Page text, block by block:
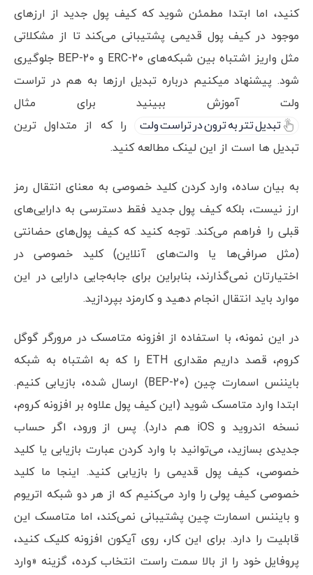
کنید، اما ابتدا مطمئن شوید که کیف پول جدید از ارزهای
موجود در کیف پول قدیمی پشتیبانی می‌کند تا از مشکلاتی
مثل واریز اشتباه بین شبکه‌های ERC-20 و BEP-20 جلوگیری
شود. پیشنهاد میکنیم درباره تبدیل ارزها به هم در تراست
ولت آموزش ببینید برای مثال
تبدیل تتر به ترون در تراست ولت
را که از متداول ترین
تبدیل ها است از این لینک مطالعه کنید.
به بیان ساده، وارد کردن کلید خصوصی به معنای انتقال رمز
ارز نیست، بلکه کیف پول جدید فقط دسترسی به دارایی‌های
قبلی را فراهم می‌کند. توجه کنید که کیف پول‌های حضانتی
(مثل صرافی‌ها یا والت‌های آنلاین) کلید خصوصی در
اختیارتان نمی‌گذارند، بنابراین برای جابه‌جایی دارایی در این
موارد باید انتقال انجام دهید و کارمزد بپردازید.
در این نمونه، با استفاده از افزونه متامسک در مرورگر گوگل
کروم، قصد داریم مقداری ETH را که به اشتباه به شبکه
بایننس اسمارت چین (BEP-20) ارسال شده، بازیابی کنیم.
ابتدا وارد متامسک شوید (این کیف پول علاوه بر افزونه کروم،
نسخه اندروید و iOS هم دارد). پس از ورود، اگر حساب
جدیدی بسازید، می‌توانید با وارد کردن عبارت بازیابی یا کلید
خصوصی، کیف پول قدیمی را بازیابی کنید. اینجا ما کلید
خصوصی کیف پولی را وارد می‌کنیم که از هر دو شبکه اتریوم
و بایننس اسمارت چین پشتیبانی نمی‌کند، اما متامسک این
قابلیت را دارد. برای این کار، روی آیکون افزونه کلیک کنید،
پروفایل خود را از بالا سمت راست انتخاب کرده، گزینه «وارد